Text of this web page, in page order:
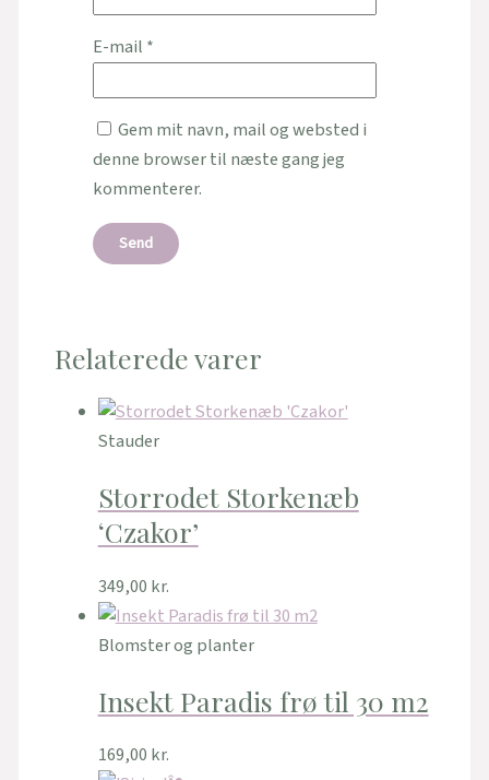
E-mail *
Gem mit navn, mail og websted i
denne browser til næste gang jeg
kommenterer.
Relaterede varer
Stauder
Storrodet Storkenæb
‘Czakor’
349,00 kr.
Blomster og planter
Insekt Paradis frø til 30 m2
169,00 kr.